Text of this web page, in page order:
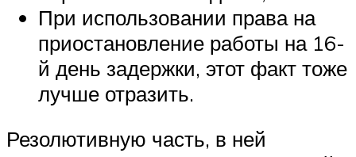
При использовании права на
приостановление работы на 16-
й день задержки, этот факт тоже
лучше отразить.
Резолютивную часть, в ней